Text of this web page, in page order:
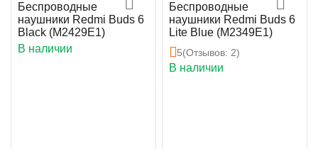
Беспроводные
наушники Redmi Buds 6
Black (M2429E1)
В наличии
Беспроводные
наушники Redmi Buds 6
Lite Blue (M2349E1)
5(Отзывов: 2)
В наличии